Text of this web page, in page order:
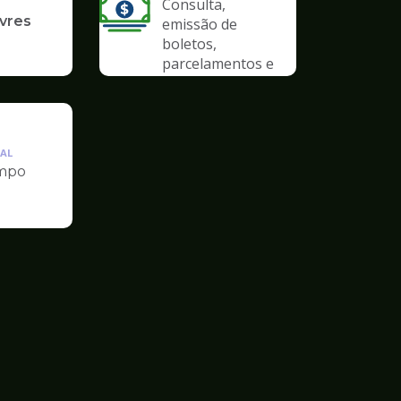
Consulta,
emissão de
boletos,
parcelamentos e